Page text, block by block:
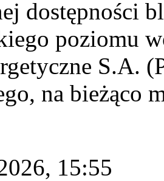
dostępności
poziomu
S.A.
na bieżąco
15:55